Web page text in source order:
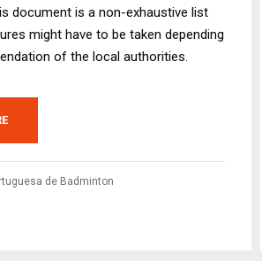
document is a non-exhaustive list
might have to be taken depending
of the local authorities.
de Badminton